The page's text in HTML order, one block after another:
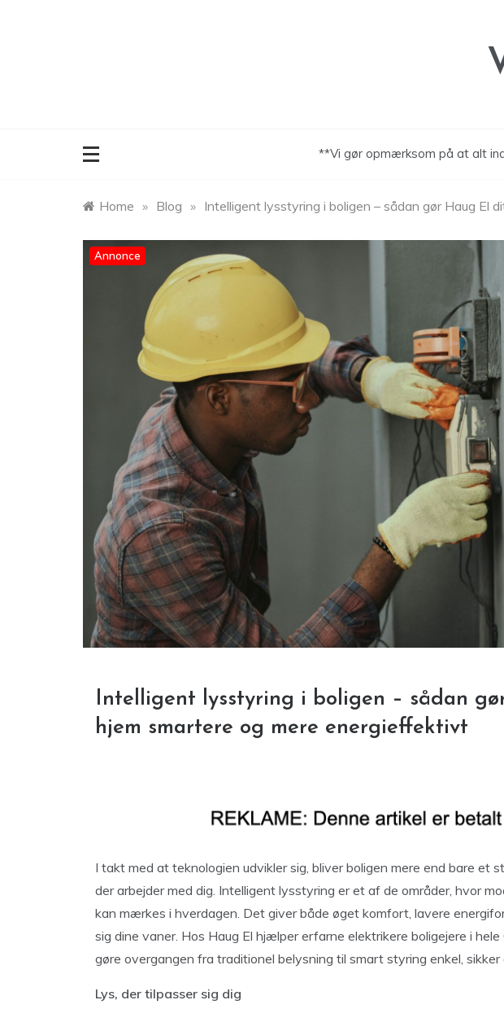
**Vi gør opmærksom på at alt
Home » Blog » Intelligent lysstyring i boligen – sådan gør Haug El
Annonce
Intelligent lysstyring i boligen – sådan
hjem smartere og mere energieffektivt
I takt med at teknologien udvikler sig, bliver boligen mere end bare et
der arbejder med dig. Intelligent lysstyring er et af de områder, hvor
kan mærkes i hverdagen. Det giver både øget komfort, lavere
sig dine vaner. Hos Haug El hjælper erfarne elektrikere boligejere i
gøre overgangen fra traditionel belysning til smart styring enkel, sikker
Lys, der tilpasser sig dig